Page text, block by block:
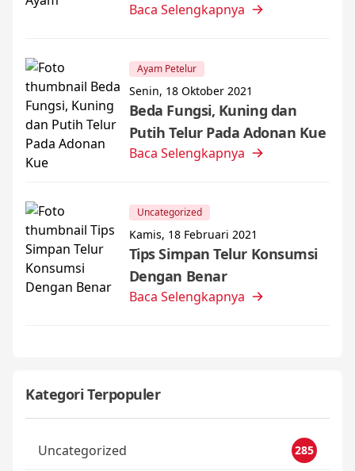
Baca Selengkapnya
Ayam Petelur
Senin, 18 Oktober 2021
Beda Fungsi, Kuning dan
Putih Telur Pada Adonan Kue
Baca Selengkapnya
Uncategorized
Kamis, 18 Februari 2021
Tips Simpan Telur Konsumsi
Dengan Benar
Baca Selengkapnya
Kategori Terpopuler
Uncategorized 285